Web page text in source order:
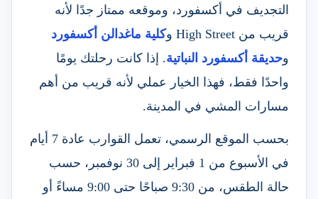
التجديف في أكسفورد، وموقعه ممتاز جدًا لأنه
قريب من High Street و
كلية ماغدالن أكسفورد
وحديقة أكسفورد النباتية. إذا كانت رحلتك يومًا
واحدًا فقط، فهذا الخيار عملي لأنه قريب من أهم
مسارات المشي في المدينة.
بحسب الموقع الرسمي، تعمل القوارب عادة 7 أيام
في الأسبوع من 1 فبراير إلى 30 نوفمبر، حسب
حالة الطقس، من 9:30 صباحًا حتى 9:00 مساءً أو